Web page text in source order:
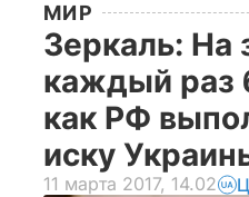
МИР
Зеркаль: На
каждый раз
как РФ
иску
11 марта 2017, 14.02